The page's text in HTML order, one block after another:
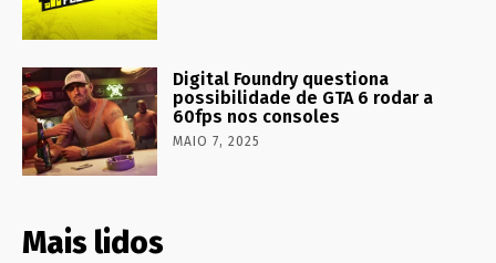
Digital Foundry questiona
possibilidade de GTA 6 rodar a
60fps nos consoles
MAIO 7, 2025
Mais lidos